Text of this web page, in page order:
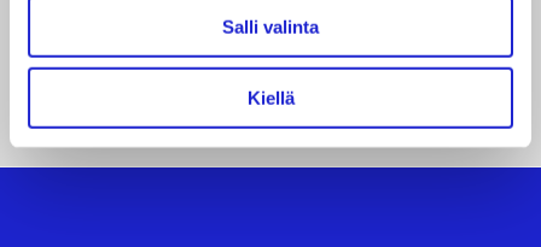
Salli valinta
Kiellä
A
r
t
1 2